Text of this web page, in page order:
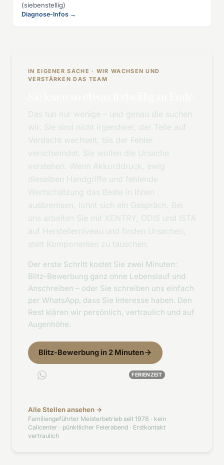
(siebenstellig)
Diagnose-Infos →
IN EIGENER SACHE · WIR WACHSEN UND
VERSTÄRKEN DAS TEAM
Das tun nur wenige – und genau die suchen
wir. Sie sind nicht irgendwer, der Teile auf
Verdacht wechselt, bis der Fehler
verschwindet. Sie wollen die Ursache
verstehen. Wenn Akkorddruck, ewig
dieselben Handgriffe und fehlende
Wertschätzung das Beste in Ihnen
ausbremsen, lohnt sich ein Gespräch. Bei
uns arbeiten Sie mit XENTRY, ODIS und ISTA
auf Herstellerniveau und finden Ursachen,
statt Komponenten zu tauschen.
Der erste Schritt kostet Sie zwei Minuten:
Blitz-Bewerbung ganz ohne Lebenslauf und
Anschreiben – oder Sie schreiben uns einfach
per WhatsApp, dass Sie Interesse haben. Den
Rest klären wir persönlich, vertraulich und auf
Augenhöhe.
Blitz-Bewerbung in 2 Minuten
FERIENZEIT
Alle Stellen ansehen →
Familiengeführter Meisterbetrieb seit 1978 · kein
Callcenter · pünktlicher Feierabend · Erstkontakt
vertraulich